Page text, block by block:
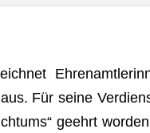
Für seine
geehrt